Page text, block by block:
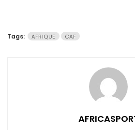
Tags: AFRIQUE CAF